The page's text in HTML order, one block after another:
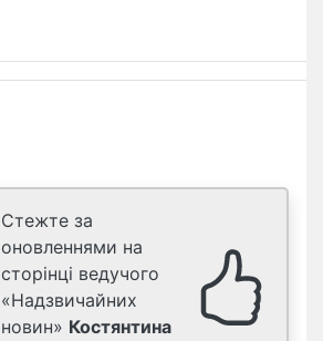
Стежте за
оновленнями на
сторінці ведучого
«Надзвичайних
новин» Костянтина